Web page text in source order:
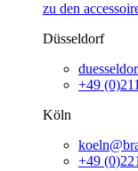
zu den
Düsseldorf
+49
Köln
+49